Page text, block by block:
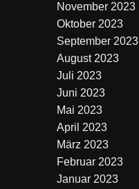
November 2023
Oktober 2023
September 2023
August 2023
Juli 2023
Juni 2023
Mai 2023
April 2023
März 2023
Februar 2023
Januar 2023